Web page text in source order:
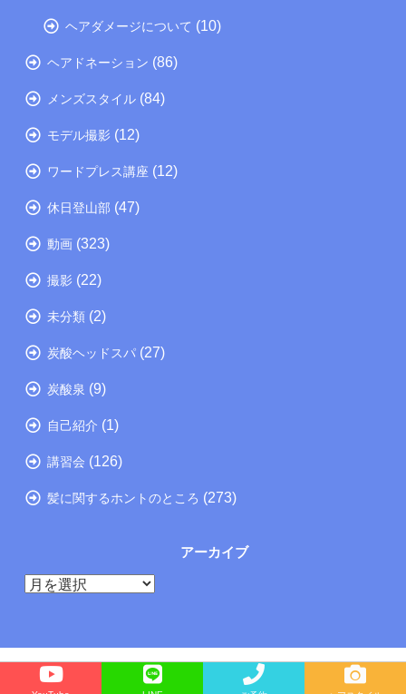
ヘアダメージについて (10)
ヘアドネーション (86)
メンズスタイル (84)
モデル撮影 (12)
ワードプレス講座 (12)
休日登山部 (47)
動画 (323)
撮影 (22)
未分類 (2)
炭酸ヘッドスパ (27)
炭酸泉 (9)
自己紹介 (1)
講習会 (126)
髪に関するホントのところ (273)
アーカイブ
ア
ブ
Copyright©
たつの市の美容院メーカー講師が教えるぺったんこ髪の解決方法ブログ, 2026 All